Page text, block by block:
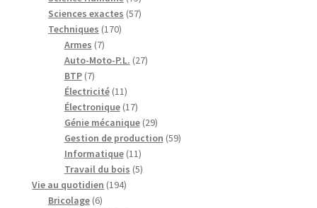
produits
Sciences exactes 5757
Techniques 170170
Armes 77
produits
Auto-Moto-P.L. 2727
BTP 77
produits
Électricité 1111
produits
Électronique 1717
produits
Génie mécanique 2929
produits
Gestion de production 5959
Informatique 1111
produits
Travail du bois 55
Vie au quotidien 194194
Bricolage 66